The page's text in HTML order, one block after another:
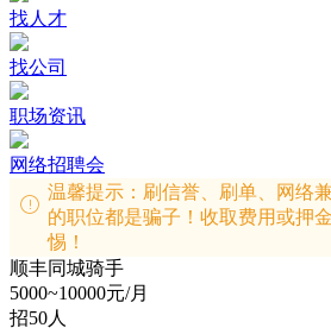
找人才
找公司
职场资讯
网络招聘会
温馨提示：刷信誉、刷单、网络
的职位都是骗子！收取费用或押
惕！
顺丰同城骑手
5000~10000元/月
招50人